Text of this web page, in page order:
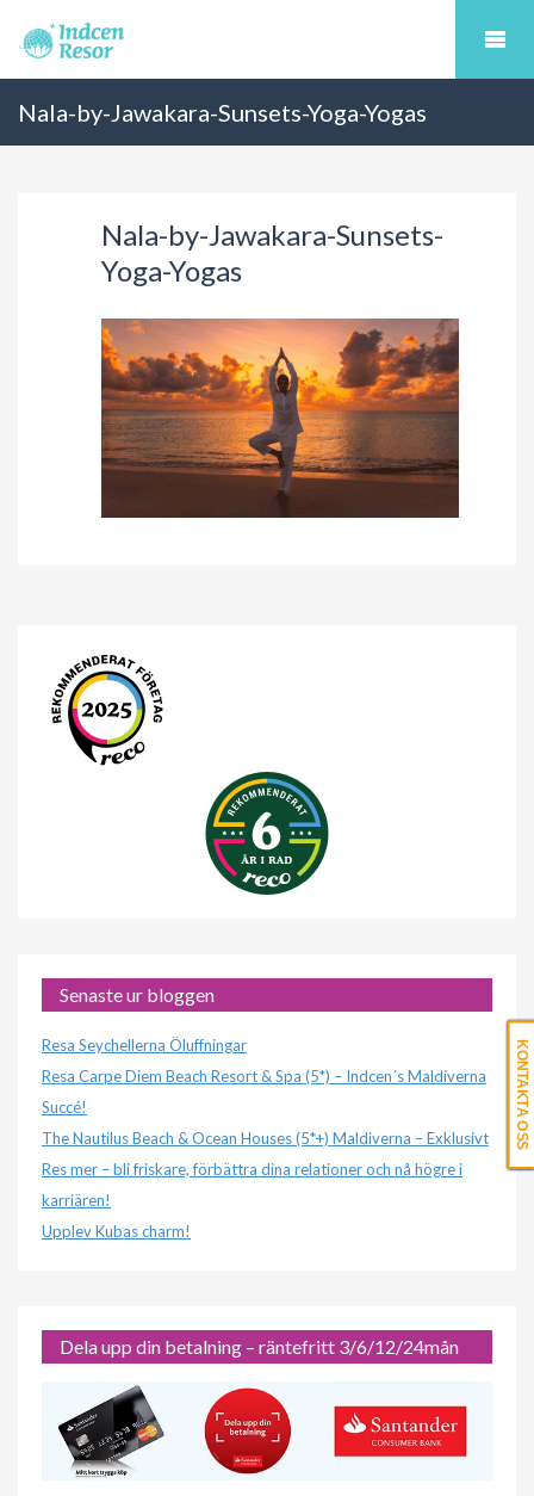
Nala-by-Jawakara-Sunsets-Yoga-Yogas
Nala-by-Jawakara-Sunsets-
Yoga-Yogas
Senaste ur bloggen
Resa Seychellerna Öluffningar
Resa Carpe Diem Beach Resort & Spa (5*) – Indcen´s Maldiverna
Succé!
The Nautilus Beach & Ocean Houses (5*+) Maldiverna – Exklusivt
Res mer – bli friskare, förbättra dina relationer och nå högre i
karriären!
Upplev Kubas charm!
Dela upp din betalning – räntefritt 3/6/12/24mån
KONTAKTA OSS